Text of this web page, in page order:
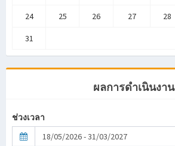
24 25 26 27 28
31
ผลการดำเนินงาน
ช่วงเวลา